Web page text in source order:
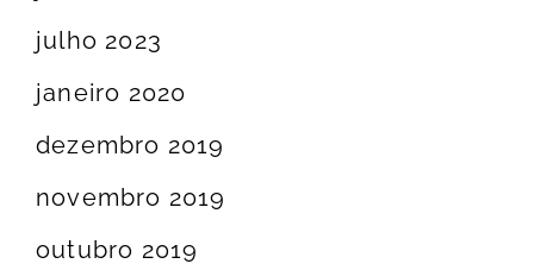
julho 2023
janeiro 2020
dezembro 2019
novembro 2019
outubro 2019